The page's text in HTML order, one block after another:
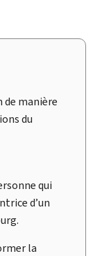
de manière
du
qui
d’un
la